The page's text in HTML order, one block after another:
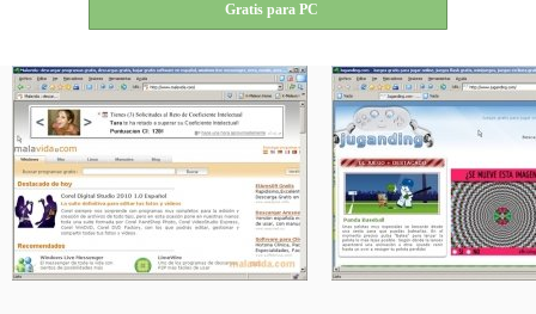
Gratis para PC